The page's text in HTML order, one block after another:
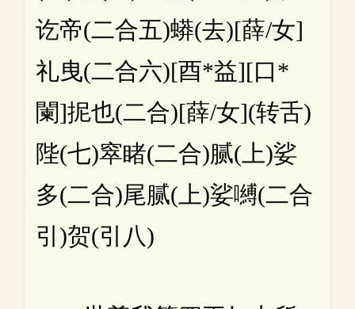
讫帝(二合五)蟒(去)[薛/女]
礼曳(二合六)[酉*益][口*
闌]抳也(二合)[薛/女](转舌)
陛(七)窣睹(二合)腻(上)娑
多(二合)尾腻(上)娑嚩(二合
引)贺(引八)